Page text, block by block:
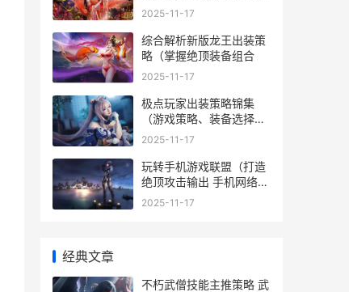
搭配
2025-11-17
综合解析新版龙王出装策
略（掌握绝顶装备组合
2025-11-17
极点玩家出装策略锦集
（游戏策略、装备选择、
诀窍集合 极点玩家出装策
2025-11-17
玩转手机游戏联盟（打造
绝顶攻击输出 手机网络联
机游戏
2025-11-17
经典文章
不朽武僧技能主推策略 武